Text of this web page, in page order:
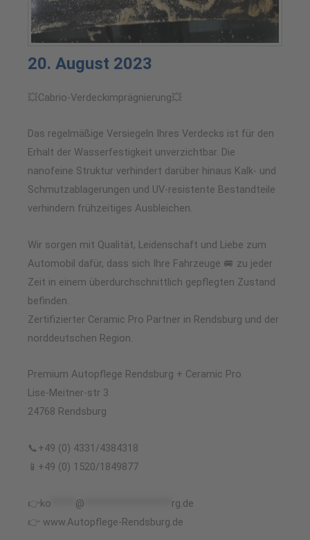
20. August 2023
💥Cabrio-Verdeckimprägnierung💥
Das regelmäßige Versiegeln Ihres Verdecks ist für den
Erhalt der Wasserfestigkeit unverzichtbar. Die
nanofeine Struktur verhindert darüber hinaus Kalk- und
Schmutzablagerungen und UV-resistente Bestandteile
verhindern frühzeitiges Ausbleichen.
Wir sorgen mit Qualität, Leidenschaft und Liebe zum
Automobil dafür, dass sich Ihre Fahrzeuge 🚐 zu jeder
Zeit in einem überdurchschnittlich gepflegten Zustand
befinden.
Zertifizierter Ceramic Pro Partner in Rendsburg und der
norddeutschen Region.
Premium Autopflege Rendsburg + Ceramic Pro
Lise-Meitner-str 3
24768 Rendsburg
📞+49 (0) 4331/4384318
📱+49 (0) 1520/1849877
👉ko @
rg.de
👉 www.Autopflege-Rendsburg.de